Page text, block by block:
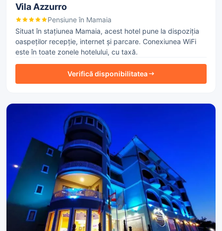
Vila Azzurro
Pensiune în Mamaia
Situat în stațiunea Mamaia, acest hotel pune la dispoziția
oaspeților recepție, internet și parcare. Conexiunea WiFi
este în toate zonele hotelului, cu taxă.
Verifică disponibilitatea